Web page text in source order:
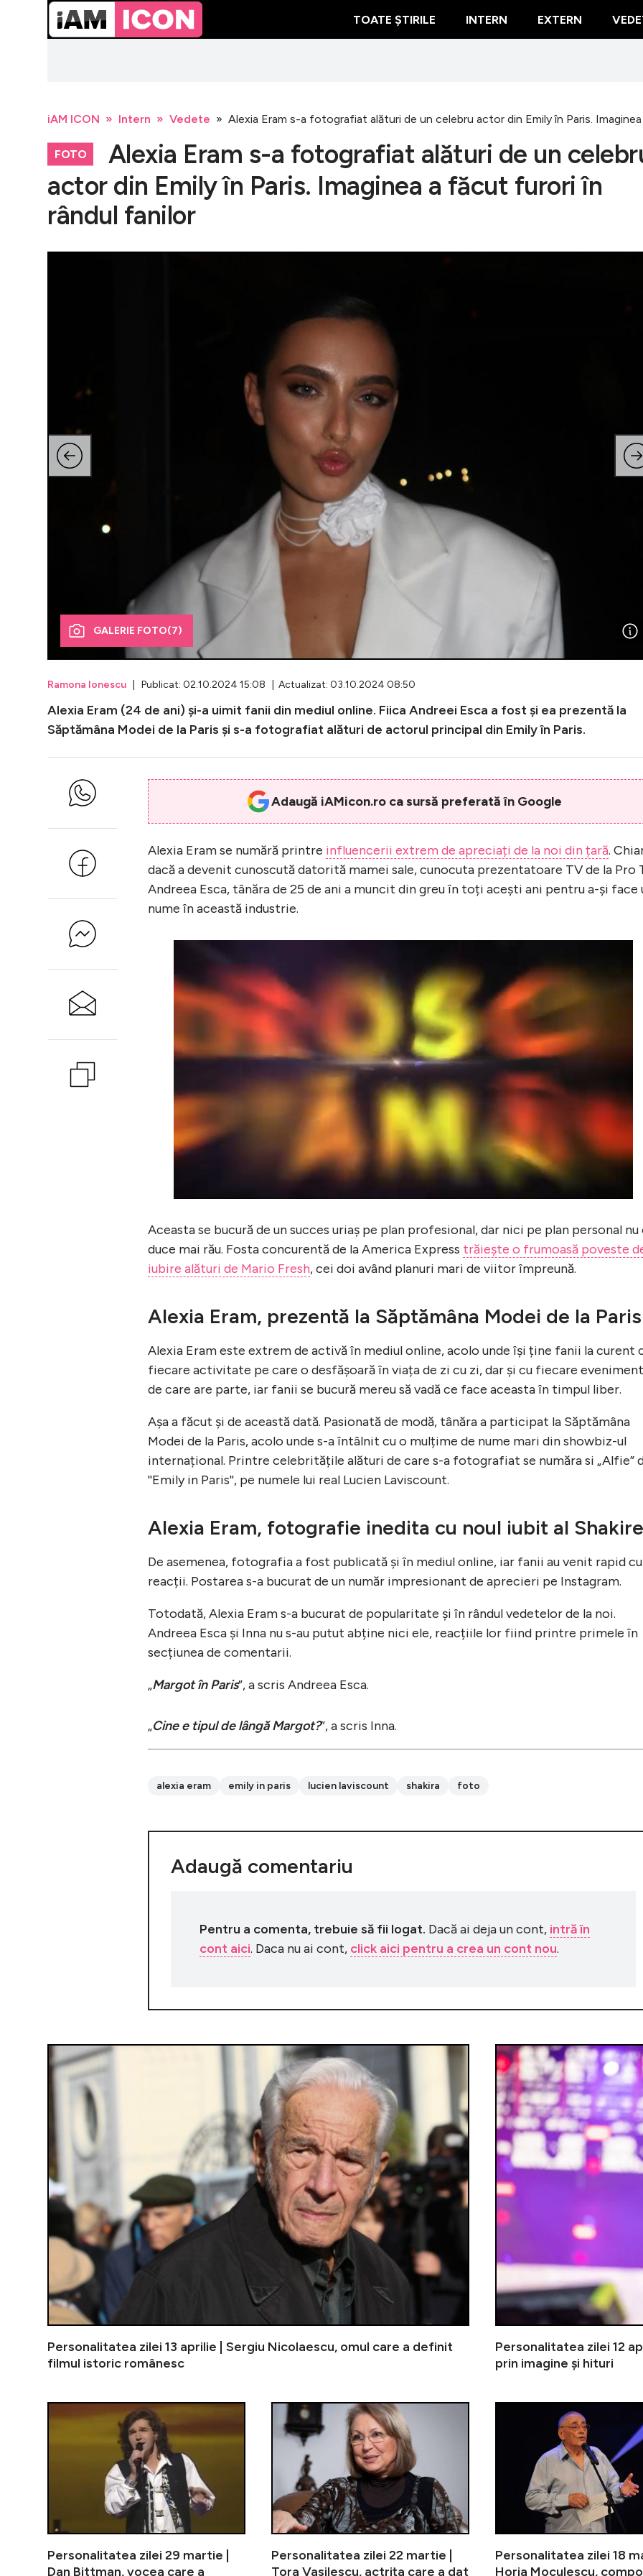
TOATE ȘTIRILE INTERN EXTERN
iAM ICON Intern Vedete Alexia Eram s-a fotografiat alături de un celebru actor din Emily în Paris.
FOTO
Alexia Eram s-a fotografiat alături de un
actor din Emily în Paris. Imaginea a făcut furori în
rândul fanilor
GALERIE FOTO(7)
Ramona Ionescu | Publicat: 02.10.2024 15:08 | Actualizat: 03.10.2024 08:50
Alexia Eram (24 de ani) și-a uimit fanii din mediul online. Fiica Andreei Esca a fost și ea prezentă la
Săptămâna Modei de la Paris și s-a fotografiat alături de actorul principal din Emily în Paris.
Adaugă iAMicon.ro ca sursă preferată în Google
Alexia Eram se numără printre influencerii extrem de apreciați de la noi din țară.
dacă a devenit cunoscută datorită mamei sale, cunocuta prezentatoare TV de la Pro
Andreea Esca, tânăra de 25 de ani a muncit din greu în toți acești ani pentru a-și face
nume în această industrie.
Aceasta se bucură de un succes uriaș pe plan profesional, dar nici pe plan personal nu
duce mai rău. Fosta concurentă de la America Express trăiește o frumoasă poveste
iubire alături de Mario Fresh, cei doi având planuri mari de viitor împreună.
Alexia Eram, prezentă la Săptămâna Modei de la Paris
Alexia Eram este extrem de activă în mediul online, acolo unde își ține fanii la curent
fiecare activitate pe care o desfășoară în viața de zi cu zi, dar și cu fiecare eveniment
de care are parte, iar fanii se bucură mereu să vadă ce face aceasta în timpul liber.
Așa a făcut și de această dată. Pasionată de modă, tânăra a participat la Săptămâna
Modei de la Paris, acolo unde s-a întâlnit cu o mulțime de nume mari din showbiz-ul
internațional. Printre celebritățile alături de care s-a fotografiat se număra si „Alfie”
''Emily in Paris'', pe numele lui real Lucien Laviscount.
Alexia Eram, fotografie inedita cu noul iubit al
De asemenea, fotografia a fost publicată și în mediul online, iar fanii au venit rapid cu
reacții. Postarea s-a bucurat de un număr impresionant de aprecieri pe Instagram.
Totodată, Alexia Eram s-a bucurat de popularitate și în rândul vedetelor de la noi.
Andreea Esca și Inna nu s-au putut abține nici ele, reacțiile lor fiind printre primele în
secțiunea de comentarii.
„Margot în Paris”, a scris Andreea Esca.
„Cine e tipul de lângă Margot?”, a scris Inna.
alexia eram emily in paris lucien laviscount shakira foto
Adaugă comentariu
Pentru a comenta, trebuie să fii logat. Dacă ai deja un cont, intră în
cont aici. Daca nu ai cont, click aici pentru a crea un cont nou.
Personalitatea zilei 13 aprilie | Sergiu Nicolaescu, omul care a definit
filmul istoric românesc
Personalitatea zilei 12
prin imagine și hituri
Personalitatea zilei 29 martie |
Dan Bittman, vocea care a
Personalitatea zilei 29 martie |
Personalitatea zilei 22 martie |
Tora Vasilescu, actrița care a dat
Personalitatea zilei 18
Horia Moculescu,